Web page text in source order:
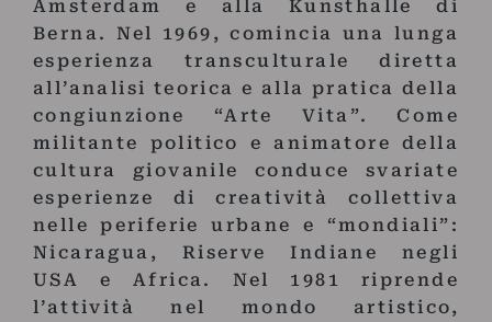
Amsterdam e alla Kunsthalle di
Berna. Nel 1969, comincia una lunga
esperienza transculturale diretta
all’analisi teorica e alla pratica della
congiunzione “Arte Vita”. Come
militante politico e animatore della
cultura giovanile conduce svariate
esperienze di creatività collettiva
nelle periferie urbane e “mondiali”:
Nicaragua, Riserve Indiane negli
USA e Africa. Nel 1981 riprende
l’attività nel mondo artistico,